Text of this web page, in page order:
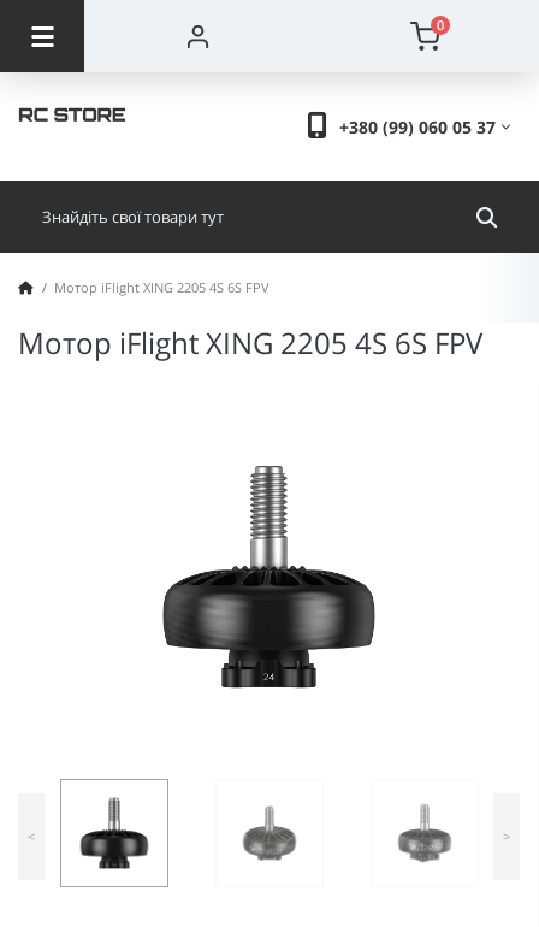
0
+380 (99) 060 05 37
Мотор iFlight XING 2205 4S 6S FPV
Мотор iFlight XING 2205 4S 6S FPV
< >